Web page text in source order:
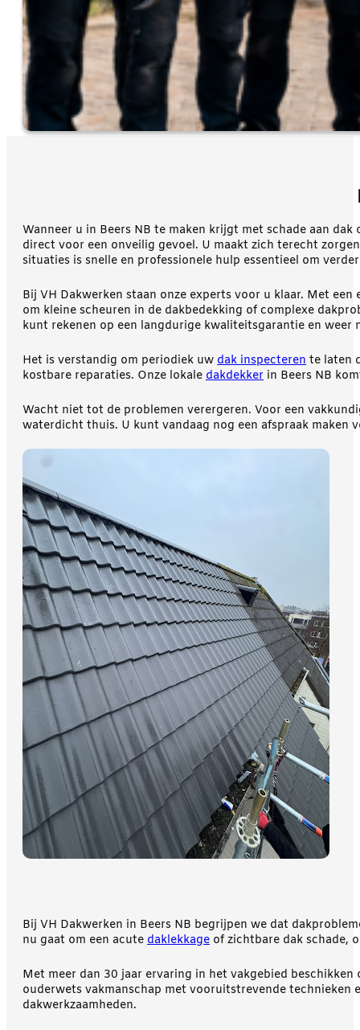
Wanneer u in Beers NB te maken krijgt met schade aan
direct voor een onveilig gevoel. U maakt zich terecht
situaties is snelle en professionele hulp essentieel om
Bij VH Dakwerken staan onze experts voor u klaar. Met
om kleine scheuren in de dakbedekking of complexe
kunt rekenen op een langdurige kwaliteitsgarantie en weer
Het is verstandig om periodiek uw dak inspecteren te laten
kostbare reparaties. Onze lokale dakdekker in Beers NB
Wacht niet tot de problemen verergeren. Voor een
waterdicht thuis. U kunt vandaag nog een afspraak maken
Bij VH Dakwerken in Beers NB begrijpen we dat
nu gaat om een acute daklekkage of zichtbare dak schade,
Met meer dan 30 jaar ervaring in het vakgebied
ouderwets vakmanschap met vooruitstrevende
dakwerkzaamheden.